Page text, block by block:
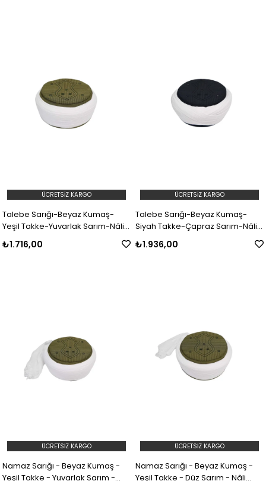
Talebe Sarığı-Beyaz Kumaş-
Yeşil Takke-Yuvarlak Sarım-Nâli
Şerif-5 metre
₺1.716,00
ÜCRETSIZ KARGO
Talebe Sarığı-Beyaz Kumaş-
Siyah Takke-Çapraz Sarım-Nâli
Şerif-7 metre
₺1.936,00
ÜCRETSIZ KARGO
Namaz Sarığı - Beyaz Kumaş -
Yeşil Takke - Yuvarlak Sarım -
ÜCRETSIZ KARGO
Namaz Sarığı - Beyaz Kumaş -
Yeşil Takke - Düz Sarım - Nâli
ÜCRETSIZ KARGO